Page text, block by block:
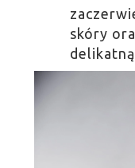
skóry